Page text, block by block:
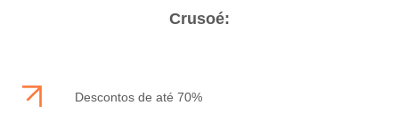
Crusoé:
Descontos de até 70%